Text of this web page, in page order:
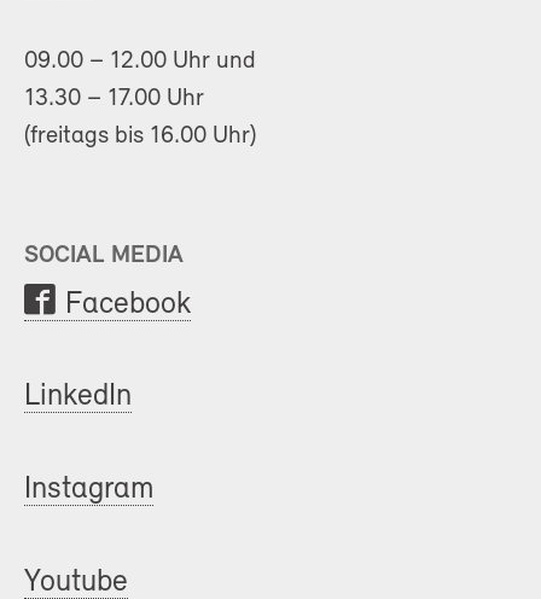
09.00 – 12.00 Uhr und
13.30 – 17.00 Uhr
(freitags bis 16.00 Uhr)
SOCIAL MEDIA
Facebook
LinkedIn
Instagram
Youtube